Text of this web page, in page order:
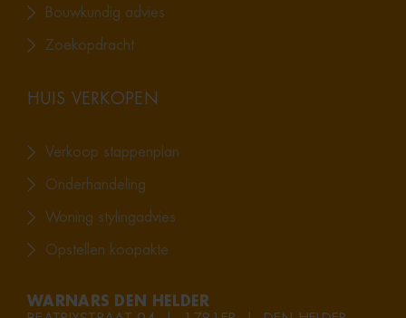
Bouwkundig advies
Zoekopdracht
HUIS VERKOPEN
Verkoop stappenplan
Onderhandeling
Woning stylingadvies
Opstellen koopakte
WARNARS DEN HELDER